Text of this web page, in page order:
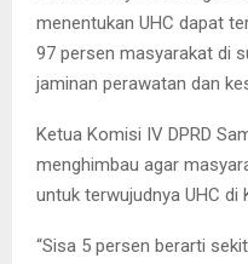
menentukan UHC dapat
97 persen masyarakat di
jaminan perawatan dan
Ketua Komisi IV DPRD
menghimbau agar
untuk terwujudnya UHC di
“Sisa 5 persen berarti